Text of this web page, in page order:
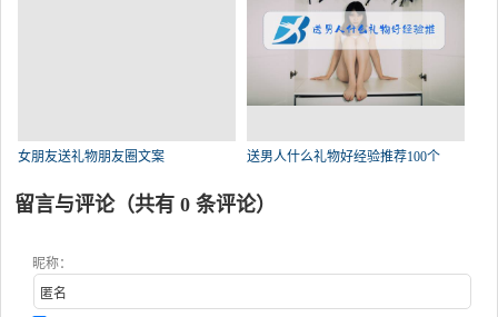
女朋友送礼物朋友圈文案 送男人什么礼物好经验推荐100个
留言与评论（共有 0 条评论）
昵称：